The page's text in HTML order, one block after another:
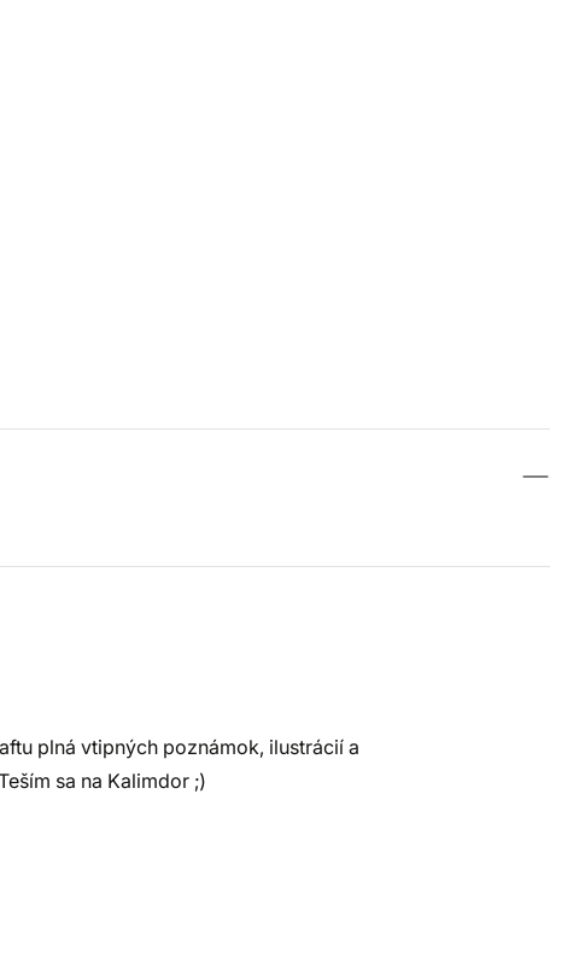
plná vtipných poznámok, ilustrácií a
sa na Kalimdor ;)